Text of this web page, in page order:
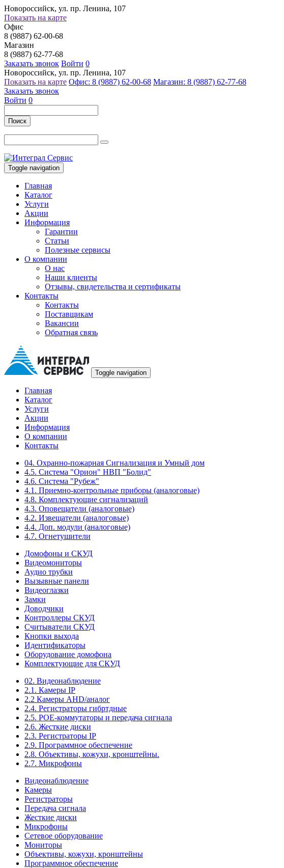
Новороссийск, ул. пр. Ленина, 107
Показать на карте
Офис
8 (9887) 62-00-68
Магазин
8 (9887) 62-77-68
Заказать звонок Войти 0
Новороссийск, ул. пр. Ленина, 107
Показать на карте Офис: 8 (9887) 62-00-68 Магазин: 8 (9887) 62-77-68
Заказать звонок
Войти 0
Поиск
Toggle navigation
Главная
Каталог
Услуги
Акции
Информация
Гарантии
Статьи
Полезные сервисы
О компании
О нас
Наши клиенты
Отзывы, свидетельства и сертификаты
Контакты
Контакты
Поставщикам
Вакансии
Обратная связь
Toggle navigation
Главная
Каталог
Услуги
Акции
Информация
О компании
Контакты
04. Охранно-пожарная Сигнализация и Умный дом
4.5. Система "Орион" НВП "Болид"
4.6. Система "Рубеж"
4.1. Приемно-контрольные приборы (аналоговые)
4.8. Комплектующие сигнализаций
4.3. Оповещатели (аналоговые)
4.2. Извещатели (аналоговые)
4.4. Доп. модули (аналоговые)
4.7. Огнетушители
Домофоны и СКУД
Видеомониторы
Аудио трубки
Вызывные панели
Видеоглазки
Замки
Доводчики
Контроллеры СКУД
Считыватели СКУД
Кнопки выхода
Идентификаторы
Оборудование домофона
Комплектующие для СКУД
02. Видеонаблюдение
2.1. Камеры IP
2.2 Камеры AHD/аналог
2.4. Регистраторы гибртдные
2.5. РОЕ-коммутаторы и передача сигнала
2.6. Жесткие диски
2.3. Регистраторы IP
2.9. Программное обеспечение
2.8. Объективы, кожухи, кронштейны.
2.7. Микрофоны
Видеонаблюдение
Камеры
Регистраторы
Передача сигнала
Жесткие диски
Микрофоны
Сетевое оборудование
Мониторы
Объективы, кожухи, кронштейны
Программное обеспечение